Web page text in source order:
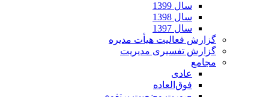
سال 1399
سال 1398
سال 1397
گزارش فعالیت هیأت مدیره
گزارش تفسیری مدیریت
مجامع
عادی
فوق‌العاده